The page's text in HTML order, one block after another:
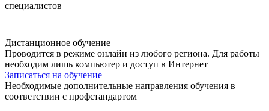
специалистов
Дистанционное обучение
Проводится в режиме онлайн из любого региона. Для работы
необходим лишь компьютер и доступ в Интернет
Записаться на обучение
Необходимые дополнительные направления обучения в
соответствии с профстандартом